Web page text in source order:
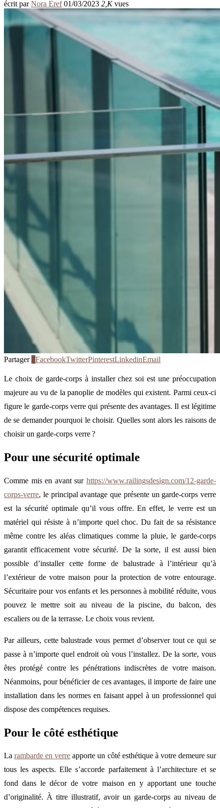
écrit parNora Eref 01/03/2023 2,Kvues
Partager FacebookTwitterPinterestLinkedinEmail
Le choix de garde-corps à installer chez soi est une préoccupation
majeure au vu de la panoplie de modèles qui existent. Parmi ceux-ci
figure le garde-corps verre qui présente des avantages. Il est légitime
de se demander pourquoi le choisir. Quelles sont alors les raisons de
choisir un garde-corps verre ?
Pour une sécurité optimale
Comme mis en avant sur https://www.railingsdesign.com/12-garde-
corps-verre, le principal avantage que présente un garde-corps verre
est la sécurité optimale qu’il vous offre. En effet, le verre est un
matériel qui résiste à n’importe quel choc. Du fait de sa résistance
même contre les aléas climatiques comme la pluie, le garde-corps
garantit efficacement votre sécurité. De la sorte, il est aussi bien
possible d’installer cette forme de balustrade à l’intérieur qu’à
l’extérieur de votre maison pour la protection de votre entourage.
Sécuritaire pour vos enfants et les personnes à mobilité réduite, vous
pouvez le mettre soit au niveau de la piscine, du balcon, des
escaliers ou de la terrasse. Le choix vous revient.
Par ailleurs, cette balustrade vous permet d’observer tout ce qui se
passe à n’importe quel endroit où vous l’installez. De la sorte, vous
êtes protégé contre les pénétrations indiscrètes de votre maison.
Néanmoins, pour bénéficier de ces avantages, il importe de faire une
installation dans les normes en faisant appel à un professionnel qui
dispose des compétences requises.
Pour le côté esthétique
Larambarde en verre apporte un côté esthétique à votre demeure sur
tous les aspects. Elle s’accorde parfaitement à l’architecture et se
fond dans le décor de votre maison en y apportant une touche
d’originalité. À titre illustratif, avoir un garde-corps au niveau de